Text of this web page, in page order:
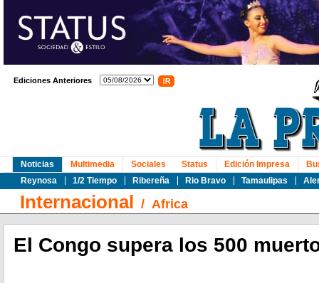
Ediciones Anteriores
Noticias
Reynosa
1/2 Tiempo Ribereña Rio Bravo Tamaulipas
Multimedia Sociales Status Edición Impresa
Internacional / Africa
El Congo supera los 500